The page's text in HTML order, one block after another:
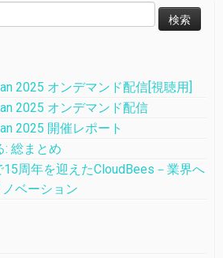
2025 オンデマンド配信[視聴用]
2025 オンデマンド配信
2025 開催レポート
: 総まとめ
15周年を迎えたCloudBees－業界へ
ベーション